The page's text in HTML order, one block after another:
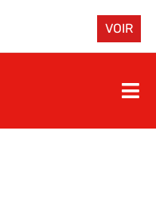
à
VOIR